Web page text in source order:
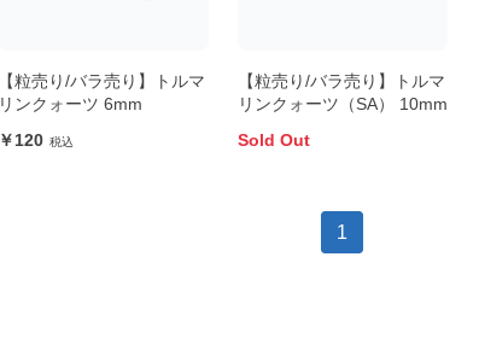
【粒売り/バラ売り】トルマ
リンクォーツ 6mm
120
【粒売り/バラ売り】トルマ
リンクォーツ（SA） 10mm
Sold Out
1